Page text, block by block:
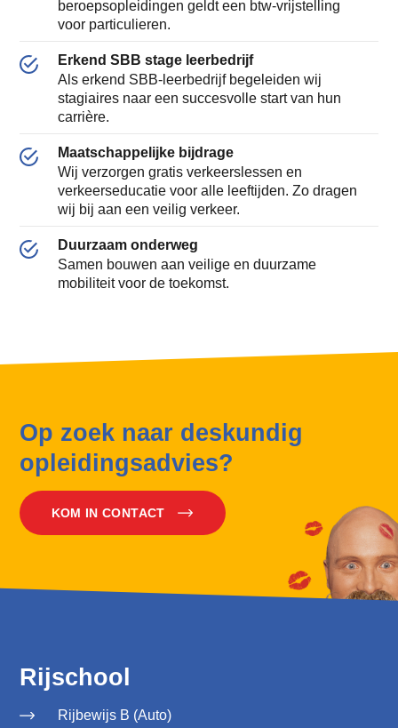
beroepsopleidingen geldt een btw-vrijstelling
voor particulieren.
Erkend SBB stage leerbedrijf
Als erkend SBB-leerbedrijf begeleiden wij
stagiaires naar een succesvolle start van hun
carrière.
Maatschappelijke bijdrage
Wij verzorgen gratis verkeerslessen en
verkeerseducatie voor alle leeftijden. Zo dragen
wij bij aan een veilig verkeer.
Duurzaam onderweg
Samen bouwen aan veilige en duurzame
mobiliteit voor de toekomst.
Op zoek naar deskundig
opleidingsadvies?
KOM IN CONTACT
Rijschool
Rijbewijs B (Auto)